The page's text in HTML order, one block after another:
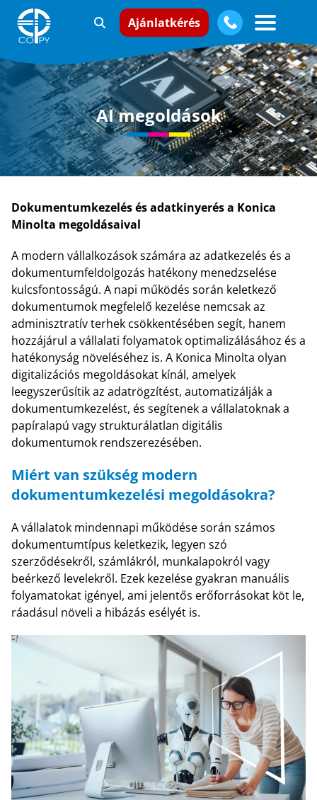
Ajánlatkérés
AI megoldások
Dokumentumkezelés és adatkinyerés a Konica
Minolta megoldásaival
A modern vállalkozások számára az adatkezelés és a
dokumentumfeldolgozás hatékony menedzselése
kulcsfontosságú. A napi működés során keletkező
dokumentumok megfelelő kezelése nemcsak az
adminisztratív terhek csökkentésében segít, hanem
hozzájárul a vállalati folyamatok optimalizálásához és a
hatékonyság növeléséhez is. A Konica Minolta olyan
digitalizációs megoldásokat kínál, amelyek
leegyszerűsítik az adatrögzítést, automatizálják a
dokumentumkezelést, és segítenek a vállalatoknak a
papíralapú vagy strukturálatlan digitális
dokumentumok rendszerezésében.
Miért van szükség modern
dokumentumkezelési megoldásokra?
A vállalatok mindennapi működése során számos
dokumentumtípus keletkezik, legyen szó
szerződésekről, számlákról, munkalapokról vagy
beérkező levelekről. Ezek kezelése gyakran manuális
folyamatokat igényel, ami jelentős erőforrásokat köt le,
ráadásul növeli a hibázás esélyét is.